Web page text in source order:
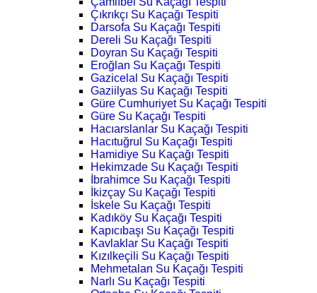
Çıkrıkçı Su Kaçağı Tespiti
Darsofa Su Kaçağı Tespiti
Dereli Su Kaçağı Tespiti
Doyran Su Kaçağı Tespiti
Eroğlan Su Kaçağı Tespiti
Gazicelal Su Kaçağı Tespiti
Gaziilyas Su Kaçağı Tespiti
Güre Cumhuriyet Su Kaçağı Tespiti
Güre Su Kaçağı Tespiti
Hacıarslanlar Su Kaçağı Tespiti
Hacıtuğrul Su Kaçağı Tespiti
Hamidiye Su Kaçağı Tespiti
Hekimzade Su Kaçağı Tespiti
İbrahimce Su Kaçağı Tespiti
İkizçay Su Kaçağı Tespiti
İskele Su Kaçağı Tespiti
Kadıköy Su Kaçağı Tespiti
Kapıcıbaşı Su Kaçağı Tespiti
Kavlaklar Su Kaçağı Tespiti
Kızılkeçili Su Kaçağı Tespiti
Mehmetalan Su Kaçağı Tespiti
Narlı Su Kaçağı Tespiti